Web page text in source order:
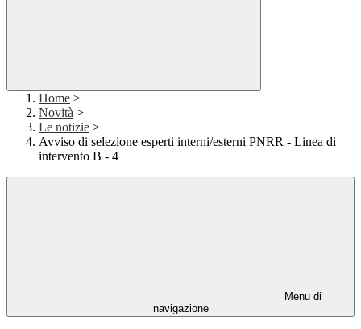
Home >
Novità >
Le notizie >
Avviso di selezione esperti interni/esterni PNRR - Linea di
intervento B - 4
Menu di
navigazione